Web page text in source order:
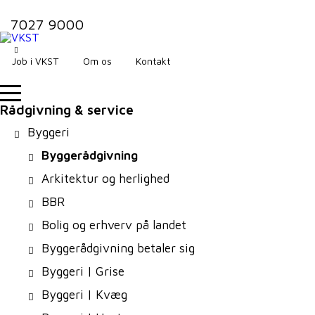
7027 9000
Job i VKST Om os Kontakt
Rådgivning & service
Byggeri
Byggerådgivning
Arkitektur og herlighed
BBR
Bolig og erhverv på landet
Byggerådgivning betaler sig
Byggeri | Grise
Byggeri | Kvæg